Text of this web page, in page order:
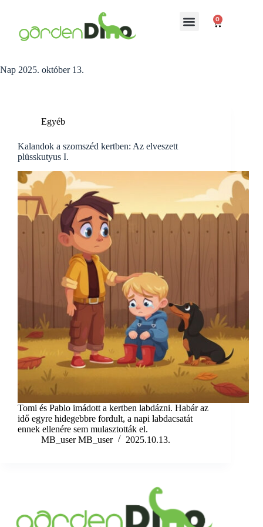
0
Nap 2025. október 13.
Egyéb
Kalandok a szomszéd kertben: Az elveszett
plüsskutyus I.
Tomi és Pablo imádott a kertben labdázni. Habár az
idő egyre hidegebbre fordult, a napi labdacsatát
ennek ellenére sem mulasztották el.
MB_user MB_user
2025.10.13.